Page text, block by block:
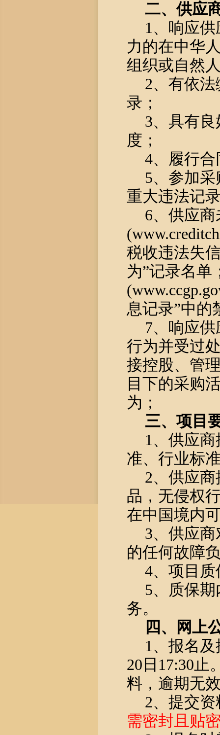
二、供应
1、响应
力的在中华
组织或自然
2、有依
录；
3、具有
度；
4、履行
5、参加
重大违法记
6、供应
税收违法失
为”记录名单
息记录”中的
7、响应
行为并受过
接控股、管
目下的采购
为；
三、项目
1、供应
准、行业标
2、供应
品，无侵权
在中国境内
3、供应
的任何故障
4、项目
5、质保
务。
四、
网上
1、报名及
20 日 17:30止
料，逾期无
2、提交资
需密封且贴